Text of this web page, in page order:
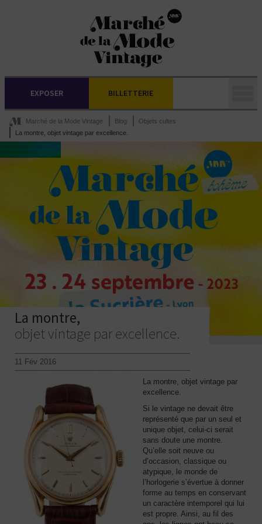
EXPOSER BILLETTERIE
Marché de la Mode Vintage Blog
Objets cultes
La montre, objet vintage par excellence.
La montre,
objet vintage par excellence.
11 Fév 2016
La montre, objet vintage par
excellence.
Si le vintage ne devait être
représenté que par un seul et
unique objet, celui-ci serait
sans doute une montre.
Qu’elle soit neuve ou
d’occasion, classique ou
atypique, le monde de
l’horlogerie s’évertue à donner
forme au temps en conservant
un caractère intemporel qui lui
est propre. Ainsi, au fil des